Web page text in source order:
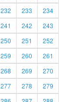
232 233
234
241 242
243
250 251
252
259 260
261
268 269
270
277 278
279